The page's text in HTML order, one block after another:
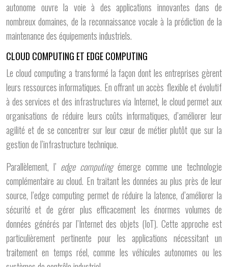
autonome ouvre la voie à des applications innovantes dans de
nombreux domaines, de la reconnaissance vocale à la prédiction de la
maintenance des équipements industriels.
CLOUD COMPUTING ET EDGE COMPUTING
Le cloud computing a transformé la façon dont les entreprises gèrent
leurs ressources informatiques. En offrant un accès flexible et évolutif
à des services et des infrastructures via Internet, le cloud permet aux
organisations de réduire leurs coûts informatiques, d’améliorer leur
agilité et de se concentrer sur leur cœur de métier plutôt que sur la
gestion de l’infrastructure technique.
Parallèlement, l’ edge computing émerge comme une technologie
complémentaire au cloud. En traitant les données au plus près de leur
source, l’edge computing permet de réduire la latence, d’améliorer la
sécurité et de gérer plus efficacement les énormes volumes de
données générés par l’Internet des objets (IoT). Cette approche est
particulièrement pertinente pour les applications nécessitant un
traitement en temps réel, comme les véhicules autonomes ou les